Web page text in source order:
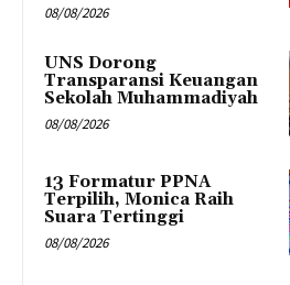
08/08/2026
UNS Dorong
Transparansi Keuangan
Sekolah Muhammadiyah
08/08/2026
13 Formatur PPNA
Terpilih, Monica Raih
Suara Tertinggi
08/08/2026